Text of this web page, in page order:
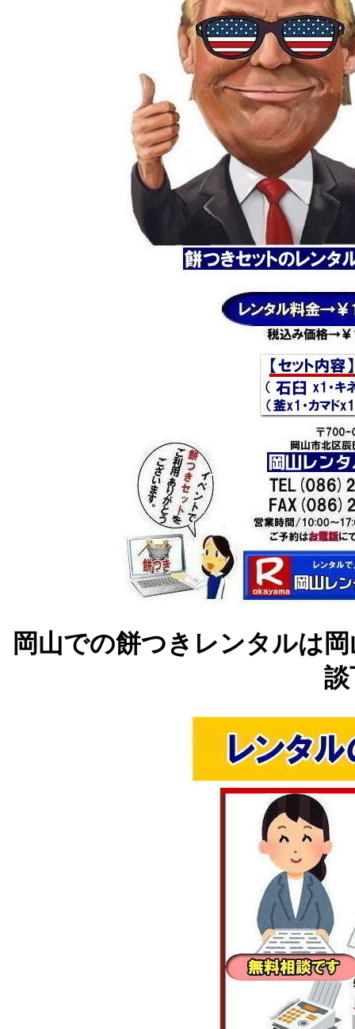
岡山での餅つきレンタルは